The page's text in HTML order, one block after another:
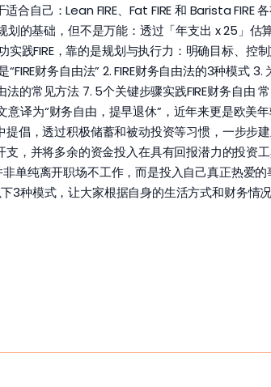
合自己：Lean FIRE、Fat FIRE 和 Barista
划的基础，但不是万能：透过「年支出 x 25」
践FIRE，靠的是规划与执行力：明确目标、控
财务自由法” 2. FIRE财务自由法的3种模式
的常见方法 7. 5个关键步骤实践FIRE财务自由
译为“财务自由，提早退休”，近年来更是欧美
倡，透过积极储蓄和被动投资等习惯，一步步
，并将多余的资金投入在具有回报潜力的投资
单纯离开职场不工作，而是投入自己真正热爱
3种模式，让大家根据自身的生活方式和财务情